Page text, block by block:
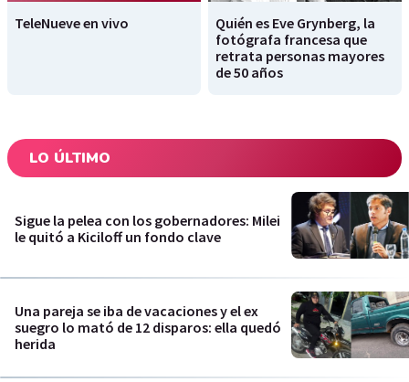
TeleNueve en vivo
Quién es Eve Grynberg, la
fotógrafa francesa que
retrata personas mayores
de 50 años
LO ÚLTIMO
Sigue la pelea con los gobernadores: Milei
le quitó a Kiciloff un fondo clave
Una pareja se iba de vacaciones y el ex
suegro lo mató de 12 disparos: ella quedó
herida